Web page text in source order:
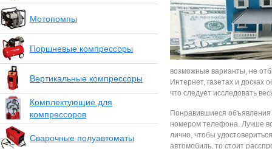
Мотопомпы
Поршневые компрессоры
Вертикальные компрессоры
Комплектующие для
компрессоров
Сварочные полуавтоматы
возможные варианты, не
Интернет, газетах и досках
что следует исследовать
Понравившиеся объявления
номером телефона. Лучше
лично, чтобы
автомобиль, то стоит